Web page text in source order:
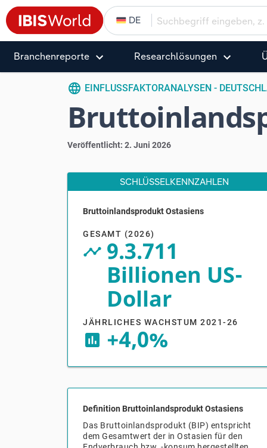
DE
Branchenreporte Research­­­­lösungen
language EINFLUSSFAKTORANALYSEN -
Veröffentlicht: 2. Juni 2026
SCHLÜSSELKENNZAHLEN
Bruttoinlandsprodukt Ostasiens
GESAMT (2026)
timeline_circle
9.3.711
Billionen US-
Dollar
JÄHRLICHES WACHSTUM 2021-26
insert_chart +4,0%
Definition Bruttoinlandsprodukt Ostasiens
Das Bruttoinlandsprodukt (BIP) entspricht
dem Gesamtwert der in Ostasien für den